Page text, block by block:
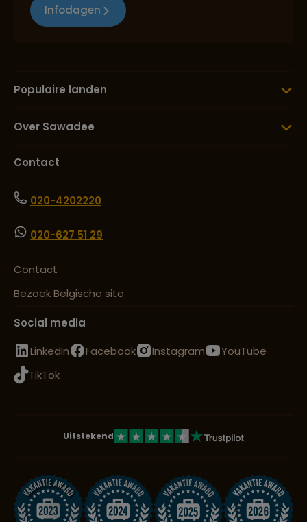
Infodagen
Populaire landen
Over Sawadee
Contact
020-4202220
020-627 51 29
Contact
Bezoek Belgische site
Social media
LinkedIn
Facebook Instagram
YouTube
TikTok
Uitstekend